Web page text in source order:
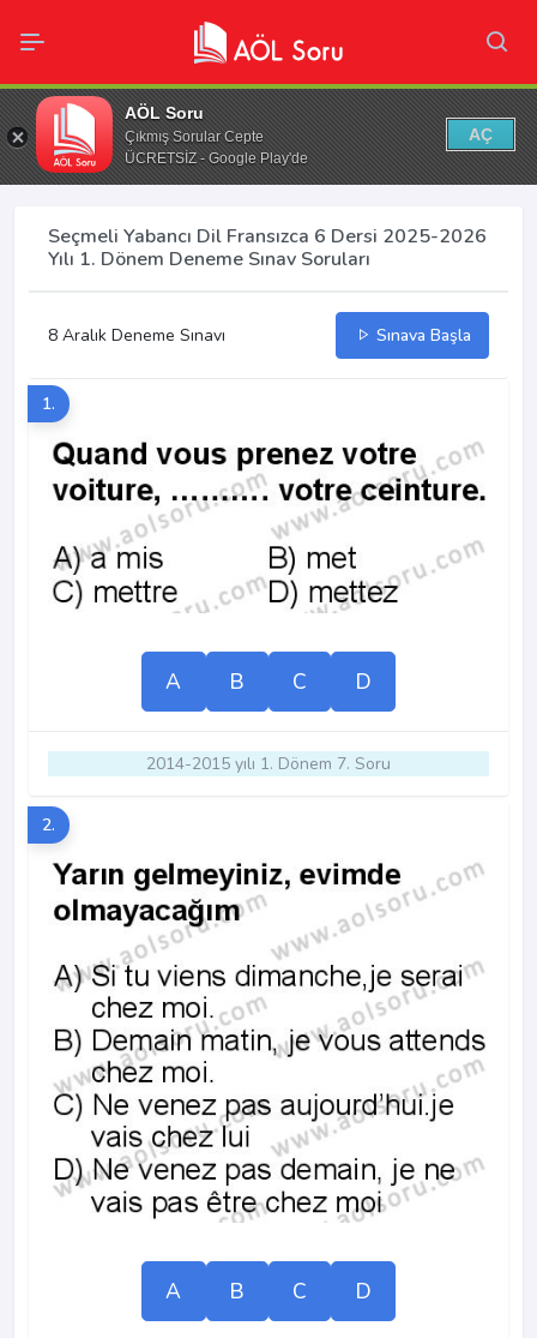
AÖL Soru
Çıkmış Sorular Cepte
ÜCRETSİZ - Google Play'de
AÇ
Seçmeli Yabancı Dil Fransızca 6 Dersi 2025-2026
Yılı 1. Dönem Deneme Sınav Soruları
8 Aralık Deneme Sınavı Sınava Başla
1.
A B C D
2014-2015 yılı 1. Dönem 7. Soru
2.
A B C D